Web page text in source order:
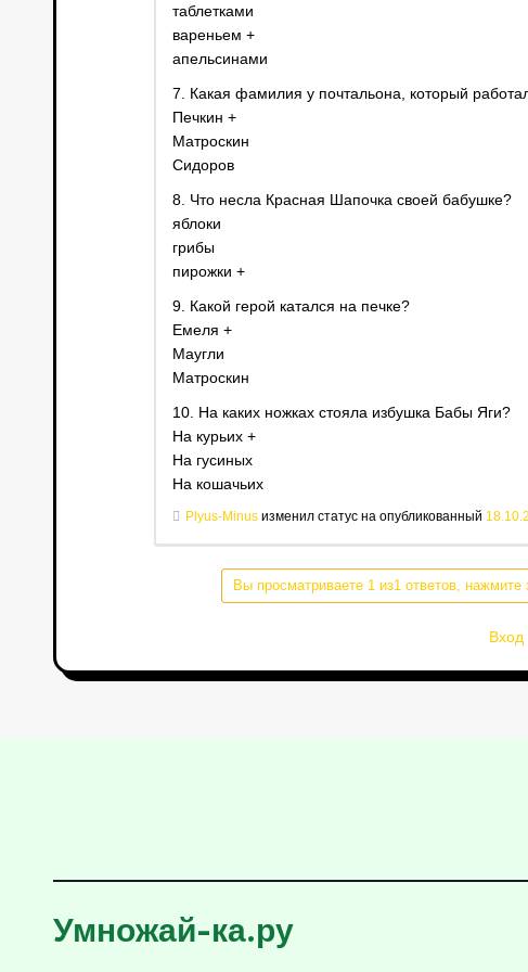
таблетками
вареньем +
апельсинами
7. Какая фамилия у почтальона, который
Печкин +
Матроскин
Сидоров
8. Что несла Красная Шапочка своей бабушке?
яблоки
грибы
пирожки +
9. Какой герой катался на печке?
Емеля +
Маугли
Матроскин
10. На каких ножках стояла избушка Бабы Яги?
На курьих +
На гусиных
На кошачьих
Plyus-Minus изменил статус на опубликованный
Вы просматриваете 1 из1 ответов,
Вход
Умножай-ка.ру